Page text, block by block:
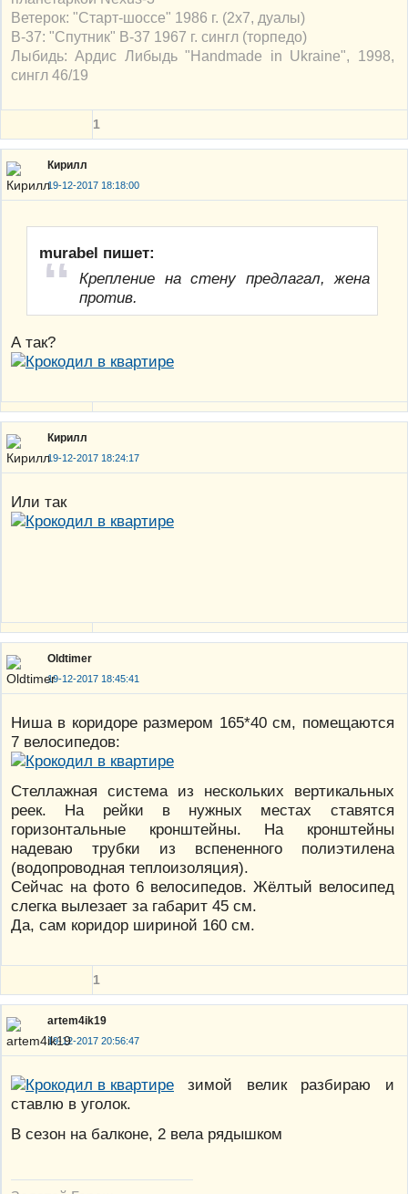
Ветерок: "Старт-шоссе" 1986 г. (2х7, дуалы)
В-37: "Спутник" В-37 1967 г. сингл (торпедо)
Лыбидь: Ардис Либыдь "Handmade in Ukraine", 1998,
сингл 46/19
1
Кирилл
19-12-2017 18:18:00
murabel пишет:
Крепление на стену предлагал, жена
против.
А так?
Кирилл
19-12-2017 18:24:17
Или так
Oldtimer
19-12-2017 18:45:41
Ниша в коридоре размером 165*40 см, помещаются
7 велосипедов:
Стеллажная система из нескольких вертикальных
реек. На рейки в нужных местах ставятся
горизонтальные кронштейны. На кронштейны
надеваю трубки из вспененного полиэтилена
(водопроводная теплоизоляция).
Сейчас на фото 6 велосипедов. Жёлтый велосипед
слегка вылезает за габарит 45 см.
Да, сам коридор шириной 160 см.
1
artem4ik19
19-12-2017 20:56:47
зимой велик разбираю и
ставлю в уголок.
В сезон на балконе, 2 вела рядышком